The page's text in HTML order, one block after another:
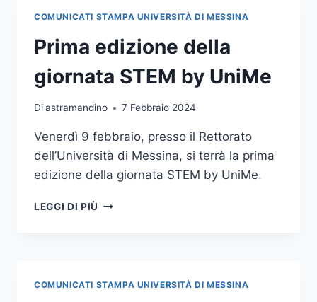
DEL
FARMACO,
I
COMPLIMENTI
RETTRICE
COMUNICATI STAMPA UNIVERSITÀ DI MESSINA
Prima edizione della
giornata STEM by UniMe
Diastramandino 7 Febbraio 2024
Venerdì 9 febbraio, presso il Rettorato
dell’Università di Messina, si terrà la prima
edizione della giornata STEM by UniMe.
LEGGI DI PIÙ PRIMA
COMUNICATI STAMPA UNIVERSITÀ DI MESSINA